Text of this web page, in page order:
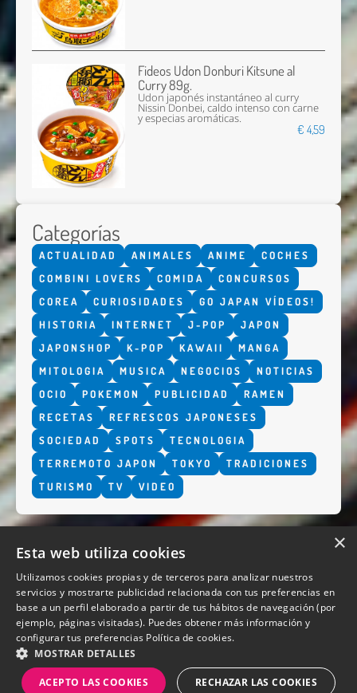
Fideos Udon Donburi Kitsune al
Curry 89g.
Udon japonés instantáneo al curry
Nissin Donbei, caldo intenso con carne
y especias aromáticas.
€ 4,59
Categorías
ACTUALIDAD ANIMALES ANIME
COCHES
COMBINI LOVERS
COMIDA
CONCURSOS
COREA
CURIOSIDADES
GO JAPAN VÍDEOS!
HISTORIA
INTERNET J-POP
JAPON
JAPONSHOP
K-POP KAWAII
MANGA
MITOLOGIA
MUSICA NEGOCIOS
NOTICIAS
OCIO
POKEMON PUBLICIDAD
RAMEN
RECETAS
REFRESCOS JAPONESES
SOCIEDAD
SPOTS
TECNOLOGIA
TERREMOTO JAPON
TOKYO
TRADICIONES
TURISMO
TV VIDEO
QUIENES SOMOS
×
Esta web utiliza cookies
Utilizamos cookies propias y de terceros para analizar nuestros
servicios y mostrarte publicidad relacionada con tus preferencias en
base a un perfil elaborado a partir de tus hábitos de navegación (por
ejemplo, páginas visitadas). Puedes obtener más información y
configurar tus preferencias Política de cookies.
MOSTRAR DETALLES
ACEPTO LAS COOKIES RECHAZAR LAS COOKIES